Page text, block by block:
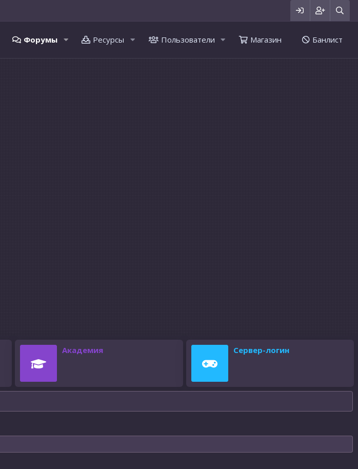
Форумы Ресурсы Пользователи Магазин Банлист
Академия Сервер-логин